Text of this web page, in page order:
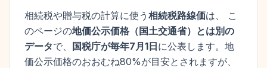
相続税や贈与税の計算に使う 相続税路線価は、 こ
のページの地価公示価格 （ 国土交通省）とは別の
データで、 国税庁が毎年7月1日に公表します。 地
価公示価格のおおむね80%が目安とされますが、